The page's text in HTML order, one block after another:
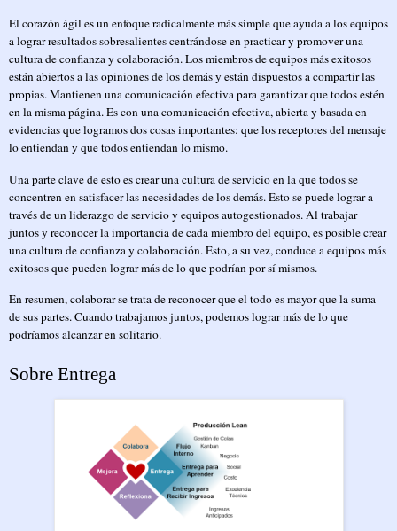
El corazón ágil es un enfoque radicalmente más simple que ayuda a los equipos
a lograr resultados sobresalientes centrándose en practicar y promover una
cultura de confianza y colaboración. Los miembros de equipos más exitosos
están abiertos a las opiniones de los demás y están dispuestos a compartir las
propias. Mantienen una comunicación efectiva para garantizar que todos estén
en la misma página. Es con una comunicación efectiva, abierta y basada en
evidencias que logramos dos cosas importantes: que los receptores del mensaje
lo entiendan y que todos entiendan lo mismo.
Una parte clave de esto es crear una cultura de servicio en la que todos se
concentren en satisfacer las necesidades de los demás. Esto se puede lograr a
través de un liderazgo de servicio y equipos autogestionados. Al trabajar
juntos y reconocer la importancia de cada miembro del equipo, es posible crear
una cultura de confianza y colaboración. Esto, a su vez, conduce a equipos más
exitosos que pueden lograr más de lo que podrían por sí mismos.
En resumen, colaborar se trata de reconocer que el todo es mayor que la suma
de sus partes. Cuando trabajamos juntos, podemos lograr más de lo que
podríamos alcanzar en solitario.
Sobre Entrega